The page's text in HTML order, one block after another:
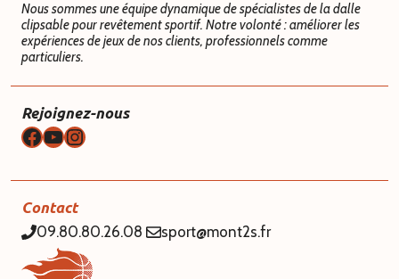
Nous sommes une équipe dynamique de spécialistes de la dalle
clipsable pour revêtement sportif. Notre volonté : améliorer les
expériences de jeux de nos clients, professionnels comme
particuliers.
Rejoignez-nous
Facebook
YouTube
Instagram
Contact
09.80.80.26.08 sport@mont2s.fr